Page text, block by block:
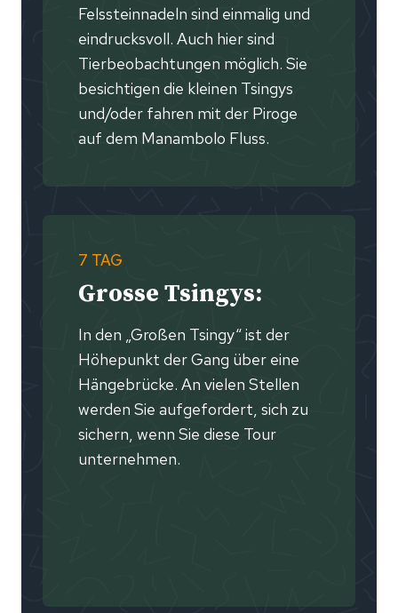
Felssteinnadeln sind einmalig und
eindrucksvoll. Auch hier sind
Tierbeobachtungen möglich. Sie
besichtigen die kleinen Tsingys
und/oder fahren mit der Piroge
auf dem Manambolo Fluss.
7 TAG
Grosse Tsingys:
In den „Großen Tsingy“ ist der
Höhepunkt der Gang über eine
Hängebrücke. An vielen Stellen
werden Sie aufgefordert, sich zu
sichern, wenn Sie diese Tour
unternehmen.